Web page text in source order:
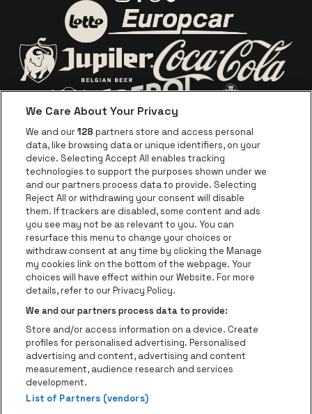
Visitez le site de Lotto
Visitez le site de
Visitez le site de Jupiler Visitez le site de
Visitez le site de Red Bull
Visitez le site de Le logo de
Visitez le site de Le logo Jameson en
Visitez le site
Visitez le site de CrokyVisitez le site de Bruzz
Visitez le site de Le SoirVisitez le site de
Visitez le site de Radio
Forest National fait partie de be•at
Forest National
Avenue Victor Rousseau 208, 1190 Forest
Be-At Venues
Schijnpoortweg 119, 2170 Anvers
BTW (BE) 0461.051.688 - RPR Antwerpen
BNP Paribas Fortis - IBAN: BE93 2200 4925 0067 - BIC:
GEBABEBB
We Care About Your Privacy
We and our128 partners store and access personal
data, like browsing data or unique identifiers, on your
device. Selecting Accept All enables tracking
technologies to support the purposes shown under we
and our partners process data to provide. Selecting
Reject All or withdrawing your consent will disable
them. If trackers are disabled, some content and ads
you see may not be as relevant to you. You can
resurface this menu to change your choices or
withdraw consent at any time by clicking the Manage
my cookies link on the bottom of the webpage. Your
choices will have effect within our Website. For more
details, refer to our Privacy Policy.
We and our partners process data to provide:
Store and/or access information on a device. Create
profiles for personalised advertising. Personalised
advertising and content, advertising and content
measurement, audience research and services
development.
List of Partners (vendors)